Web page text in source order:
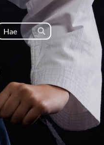
Haku
Hae